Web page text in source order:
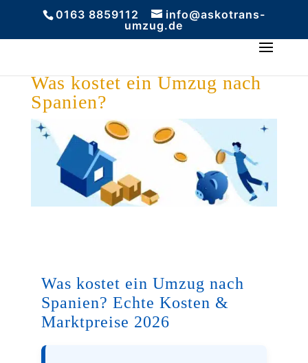
0163 8859112
info@askotrans-
umzug.de
Was kostet ein Umzug nach
Spanien?
Was kostet ein Umzug nach
Spanien? Echte Kosten &
Marktpreise 2026